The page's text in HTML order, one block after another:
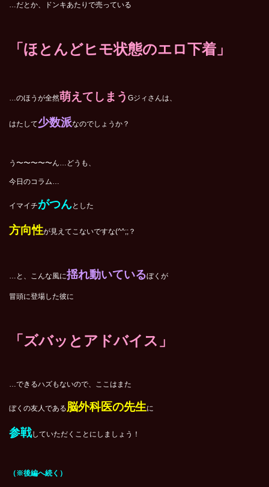
…だとか、ドンキあたりで売っている
「ほとんどヒモ状態のエロ下着」
…のほうが全然萌えてしまう Gジィさんは、
はたして少数派なのでしょうか？
う〜〜〜〜〜ん…どうも、
今日のコラム…
イマイチがつんとした
方向性が見えてこないですな(^^;;？
…と、こんな風に揺れ動いているぼくが
冒頭に登場した彼に
「ズバッとアドバイス」
…できるハズもないので、ここはまた
ぼくの友人である脳外科医の先生に
参戦していただくことにしましょう！
（※後編へ続く）